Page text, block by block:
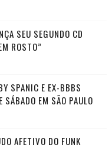
SEU SEGUNDO CD
ROSTO”
SPANIC E EX-BBBS
SÁBADO EM SÃO PAULO
AFETIVO DO FUNK